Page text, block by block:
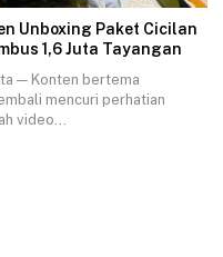
Unboxing Paket Cicilan
1,6 Juta Tayangan
— Konten bertema
mencuri perhatian
video…